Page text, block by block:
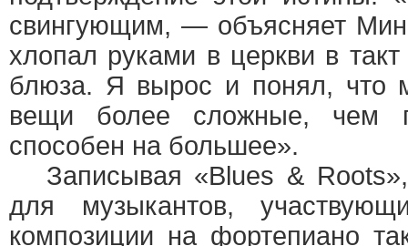
свингующим, — объясняет
хлопал руками в церкви в
блюза. Я вырос и понял, что
вещи более сложные, чем
способен на большее».
Записывая «Blues & Roots»,
для музыкантов,
композиции на фортепиано